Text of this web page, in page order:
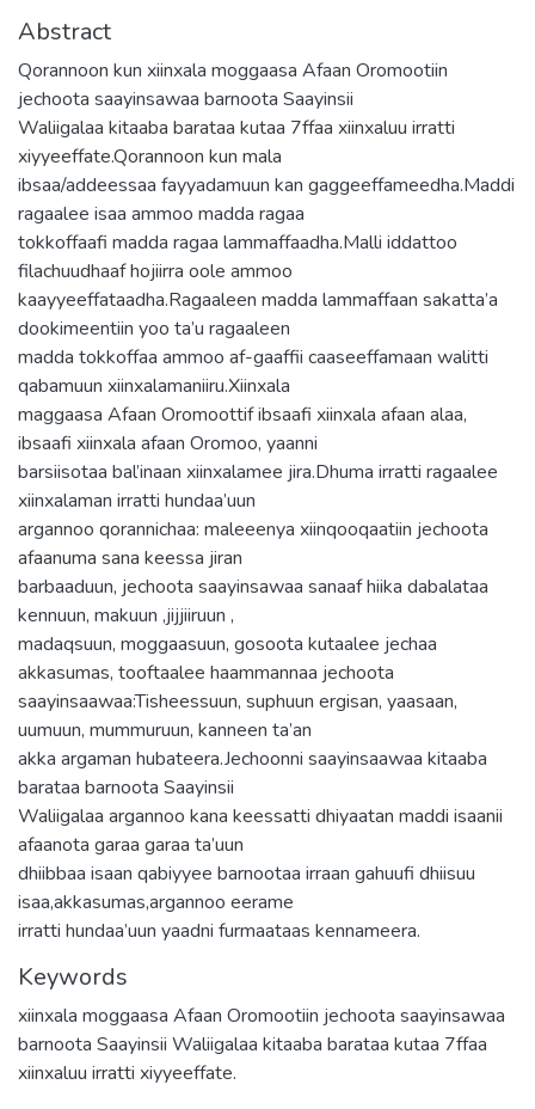
Abstract
Qorannoon kun xiinxala moggaasa Afaan Oromootiin
jechoota saayinsawaa barnoota Saayinsii
Waliigalaa kitaaba barataa kutaa 7ffaa xiinxaluu irratti
xiyyeeffate.Qorannoon kun mala
ibsaa/addeessaa fayyadamuun kan gaggeeffameedha.Maddi
ragaalee isaa ammoo madda ragaa
tokkoffaafi madda ragaa lammaffaadha.Malli iddattoo
filachuudhaaf hojiirra oole ammoo
kaayyeeffataadha.Ragaaleen madda lammaffaan sakatta’a
dookimeentiin yoo ta’u ragaaleen
madda tokkoffaa ammoo af-gaaffii caaseeffamaan walitti
qabamuun xiinxalamaniiru.Xiinxala
maggaasa Afaan Oromoottif ibsaafi xiinxala afaan alaa,
ibsaafi xiinxala afaan Oromoo, yaanni
barsiisotaa bal’inaan xiinxalamee jira.Dhuma irratti ragaalee
xiinxalaman irratti hundaa’uun
argannoo qorannichaa: maleeenya xiinqooqaatiin jechoota
afaanuma sana keessa jiran
barbaaduun, jechoota saayinsawaa sanaaf hiika dabalataa
kennuun, makuun ,jijjiiruun ,
madaqsuun, moggaasuun, gosoota kutaalee jechaa
akkasumas, tooftaalee haammannaa jechoota
saayinsaawaa:Tisheessuun, suphuun ergisan, yaasaan,
uumuun, mummuruun, kanneen ta’an
akka argaman hubateera.Jechoonni saayinsaawaa kitaaba
barataa barnoota Saayinsii
Waliigalaa argannoo kana keessatti dhiyaatan maddi isaanii
afaanota garaa garaa ta’uun
dhiibbaa isaan qabiyyee barnootaa irraan gahuufi dhiisuu
isaa,akkasumas,argannoo eerame
irratti hundaa’uun yaadni furmaataas kennameera.
Keywords
xiinxala moggaasa Afaan Oromootiin jechoota saayinsawaa
barnoota Saayinsii Waliigalaa kitaaba barataa kutaa 7ffaa
xiinxaluu irratti xiyyeeffate.